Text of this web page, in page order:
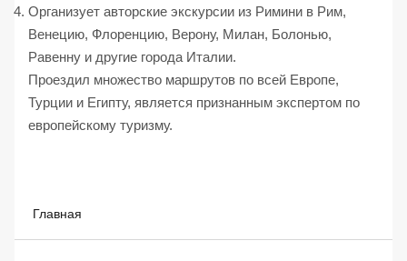
Организует авторские экскурсии из Римини в Рим,
Венецию, Флоренцию, Верону, Милан, Болонью,
Равенну и другие города Италии.
Проездил множество маршрутов по всей Европе,
Турции и Египту, является признанным экспертом по
европейскому туризму.
Главная